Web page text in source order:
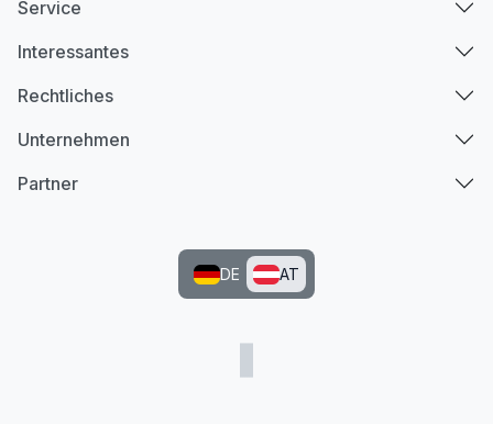
Service
Interessantes
Rechtliches
Unternehmen
Partner
DE AT